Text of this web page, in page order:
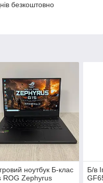
безкоштовно
ноутбук Б-клас
ROG Zephyrus
Б/в